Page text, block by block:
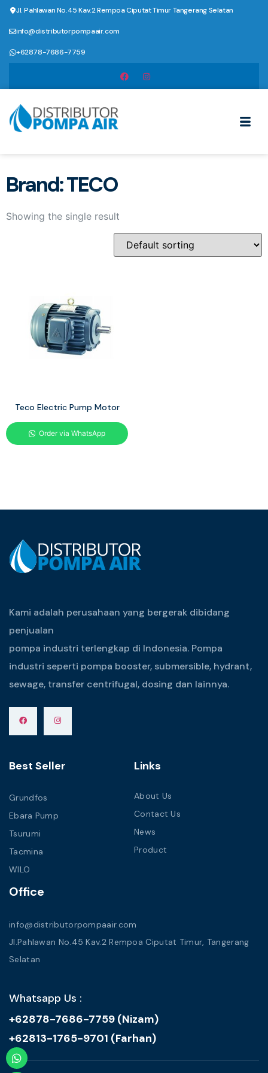
Jl. Pahlawan No.45 Kav.2 Rempoa Ciputat Timur Tangerang Selatan
info@distributorpompaair.com
+62878-7686-7759
Brand: TECO
Showing the single result
Teco Electric Pump Motor
Order via WhatsApp
Kami adalah perusahaan yang bergerak dibidang
penjualan
pompa industri terlengkap di Indonesia. Pompa
industri seperti pompa booster, submersible, hydrant,
sewage, transfer centrifugal, dosing dan lainnya.
Best Seller
Grundfos
Ebara Pump
Tsurumi
Tacmina
WILO
Links
About Us
Contact Us
News
Product
Office
info@distributorpompaair.com
Jl.Pahlawan No.45 Kav.2 Rempoa Ciputat Timur, Tangerang
Selatan
Whatsapp Us :
+62878-7686-7759 (Nizam)
+62813-1765-9701 (Farhan)